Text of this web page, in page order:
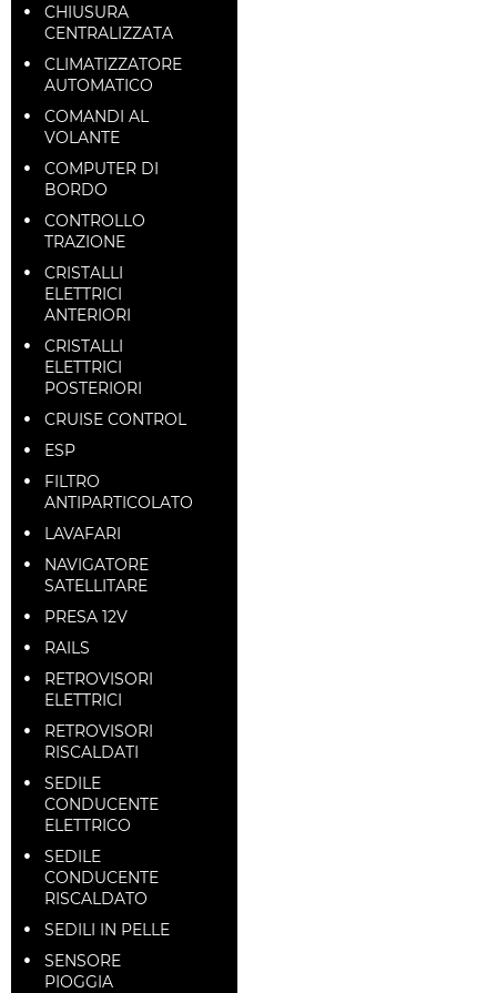
CHIUSURA
CENTRALIZZATA
CLIMATIZZATORE
AUTOMATICO
COMANDI AL
VOLANTE
COMPUTER DI
BORDO
CONTROLLO
TRAZIONE
CRISTALLI
ELETTRICI
ANTERIORI
CRISTALLI
ELETTRICI
POSTERIORI
CRUISE CONTROL
ESP
FILTRO
ANTIPARTICOLATO
LAVAFARI
NAVIGATORE
SATELLITARE
PRESA 12V
RAILS
RETROVISORI
ELETTRICI
RETROVISORI
RISCALDATI
SEDILE
CONDUCENTE
ELETTRICO
SEDILE
CONDUCENTE
RISCALDATO
SEDILI IN PELLE
SENSORE
PIOGGIA